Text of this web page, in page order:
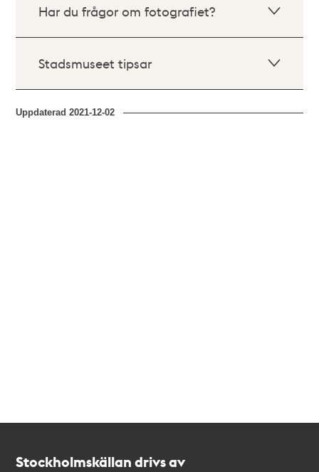
Har du frågor om fotografiet?
Stadsmuseet tipsar
Uppdaterad2021-12-02
Stockholmskällan drivs av